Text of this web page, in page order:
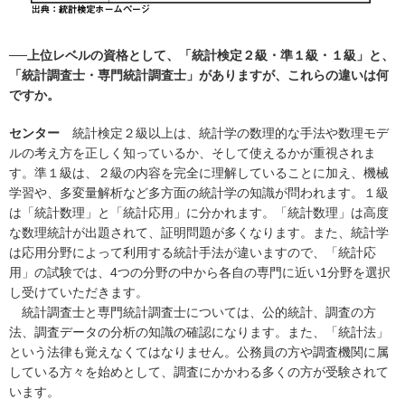
──上位レベルの資格として、「統計検定２級・準１級・１級」と、
「統計調査士・専門統計調査士」がありますが、これらの違いは何
ですか。
センター 統計検定２級以上は、統計学の数理的な手法や数理モデ
ルの考え方を正しく知っているか、そして使えるかが重視されま
す。準１級は、２級の内容を完全に理解していることに加え、機械
学習や、多変量解析など多方面の統計学の知識が問われます。１級
は「統計数理」と「統計応用」に分かれます。「統計数理」は高度
な数理統計が出題されて、証明問題が多くなります。また、統計学
は応用分野によって利用する統計手法が違いますので、「統計応
用」の試験では、4つの分野の中から各自の専門に近い1分野を選択
し受けていただきます。
統計調査士と専門統計調査士については、公的統計、調査の方
法、調査データの分析の知識の確認になります。また、「統計法」
という法律も覚えなくてはなりません。公務員の方や調査機関に属
している方々を始めとして、調査にかかわる多くの方が受験されて
います。